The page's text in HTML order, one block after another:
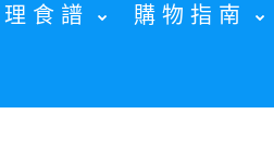
食譜 購物指南